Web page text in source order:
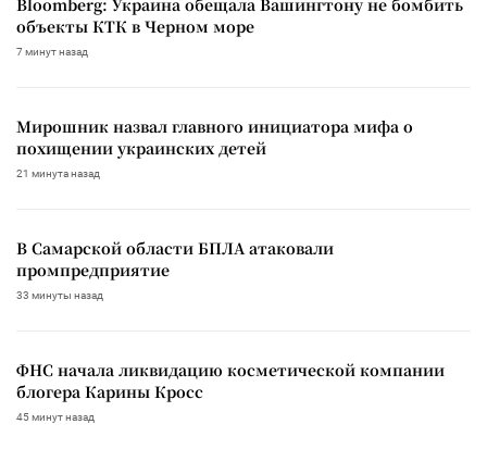
объекты КТК в Черном море
7 минут назад
Мирошник назвал главного инициатора мифа о
похищении украинских детей
21 минута назад
В Самарской области БПЛА атаковали
промпредприятие
33 минуты назад
ФНС начала ликвидацию косметической компании
блогера Карины Кросс
45 минут назад